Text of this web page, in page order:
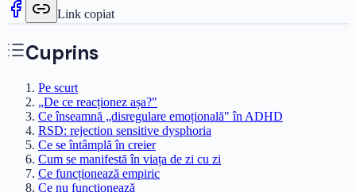
Link copiat
Cuprins
Pe scurt
„De ce reacționez așa?"
Ce înseamnă „disregulare emoțională" în ADHD
RSD: rejection sensitive dysphoria
Ce se întâmplă în creier
Cum se manifestă în viața de zi cu zi
Ce funcționează empiric
Ce nu funcționează